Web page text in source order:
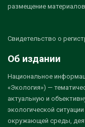
размещение
Свидетельство о
Об издании
Национальное
«Экология») —
актуальную и
экологической
окружающей среды,